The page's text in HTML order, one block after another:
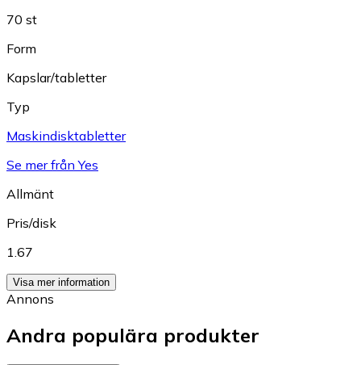
70 st
Form
Kapslar/tabletter
Typ
Maskindisktabletter
Se mer från Yes
Allmänt
Pris/disk
1.67
Visa mer information
Annons
Andra populära produkter